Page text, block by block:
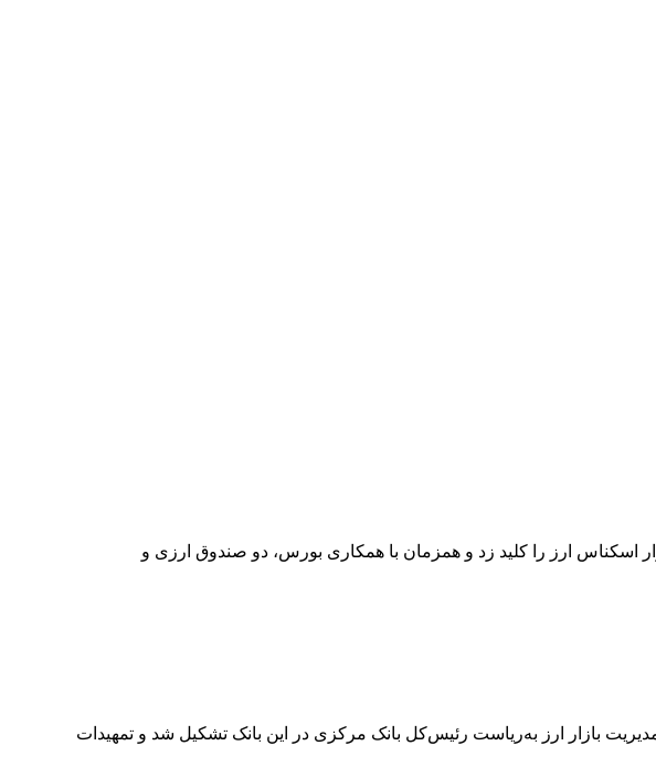
اسکناس ارز را کلید زد و همزمان با همکاری بورس، دو صندوق ارزی و
بازار ارز به‌ریاست رئیس‌کل بانک مرکزی در این بانک تشکیل شد و تمهیدات